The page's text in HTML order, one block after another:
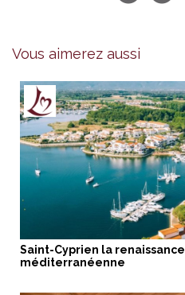
Vous aimerez aussi
Saint-Cyprien la
méditerranéenne